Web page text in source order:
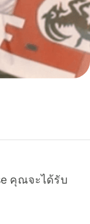
คุณจะได้รับ